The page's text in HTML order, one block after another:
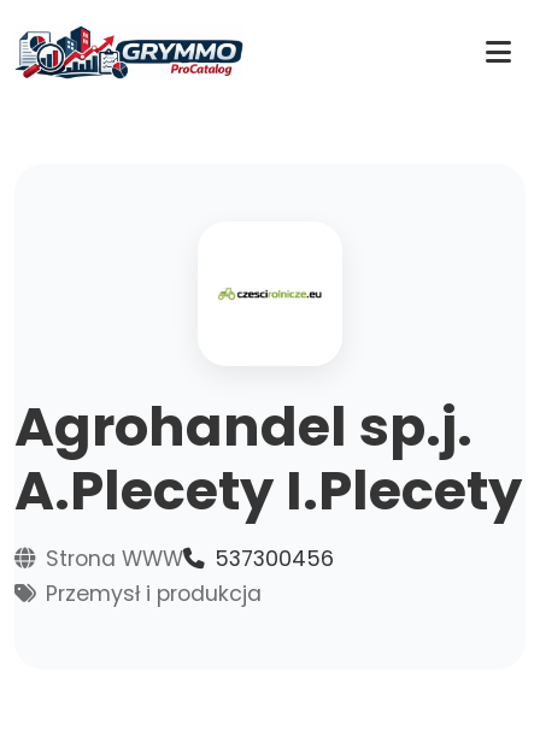
Agrohandel sp.j.
A.Plecety I.Plecety
Strona WWW
537300456
Przemysł i produkcja